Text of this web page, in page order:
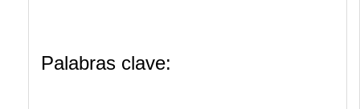
Palabras clave: